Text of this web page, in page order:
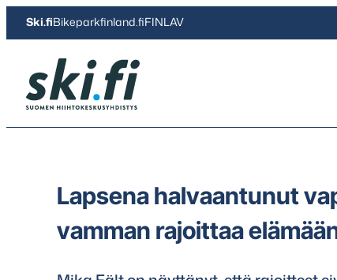
Siirry
sisältöön
Ski.fiBikeparkfinland.fiFINLAV
Ski.fi
Lapsena halvaantunut
vamman rajoittaa